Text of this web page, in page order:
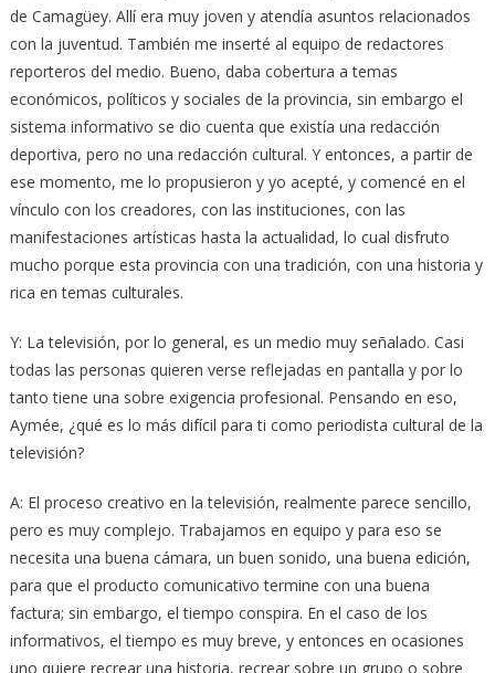
de Camagüey. Allí era muy joven y atendía asuntos relacionados
con la juventud. También me inserté al equipo de redactores
reporteros del medio. Bueno, daba cobertura a temas
económicos, políticos y sociales de la provincia, sin embargo el
sistema informativo se dio cuenta que existía una redacción
deportiva, pero no una redacción cultural. Y entonces, a partir de
ese momento, me lo propusieron y yo acepté, y comencé en el
vínculo con los creadores, con las instituciones, con las
manifestaciones artísticas hasta la actualidad, lo cual disfruto
mucho porque esta provincia con una tradición, con una historia y
rica en temas culturales.
Y: La televisión, por lo general, es un medio muy señalado. Casi
todas las personas quieren verse reflejadas en pantalla y por lo
tanto tiene una sobre exigencia profesional. Pensando en eso,
Aymée, ¿qué es lo más difícil para ti como periodista cultural de la
televisión?
A: El proceso creativo en la televisión, realmente parece sencillo,
pero es muy complejo. Trabajamos en equipo y para eso se
necesita una buena cámara, un buen sonido, una buena edición,
para que el producto comunicativo termine con una buena
factura; sin embargo, el tiempo conspira. En el caso de los
informativos, el tiempo es muy breve, y entonces en ocasiones
uno quiere recrear una historia, recrear sobre un grupo o sobre